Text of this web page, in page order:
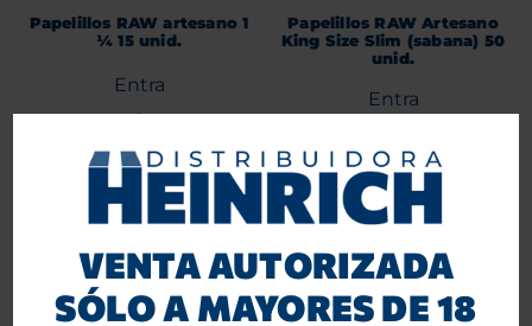
VENTA AUTORIZADA
SÓLO A MAYORES DE 18
Papelillos RAW artesano 1
¼ 15 unid.
Entra
o
Regístrate
para ver precios.
Papelillos RAW Artesano
King Size Slim (sabana) 50
unid.
Entra
Regístrate
para ver precios.